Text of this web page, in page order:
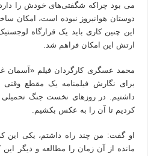
می بود چراکه شگفتی‌های خودش را دارد
دوستان هوانیروز نبوده است، امکان
این چنین کاری باید یک قرارگاه
ارتش این امکان فراهم شد.
محمد عسگری کارگردان فیلم
برای نگارش فیلمنامه یک مقطع
داشتیم. در روزهای نخست جنگ
کردیم تا آن را به عکس بکشیم.
او گفت: من چند راه داشتم، یکی این
مانده از آن زمان را مطالعه و دیگر